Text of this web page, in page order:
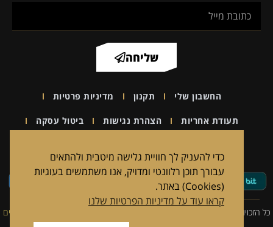
שליחה
החשבון שלי תקנון מדיניות פרטיות
תעודת אחריות הצהרת נגישות ביטול עסקה
כל הזכויות שמורות למדיטקטיק פתרונות מיגון אישי וציוד רפואי טקטי |
פיתוח אתרים
כדי להעניק לך חוויית גלישה מיטבית ולהתאים
עבורך תוכן רלוונטי ומדויק, אנו משתמשים בעוגיות
(Cookies) באתר.
קראו עוד על מדיניות הפרטיות שלנו